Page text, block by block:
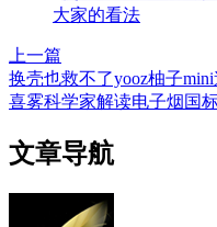
大家的看法
上一篇
换壳也救不了yooz柚子
喜雾科学家解读电子烟国
文章导航